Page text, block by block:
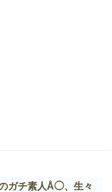
ガチ素人Å◯、生々